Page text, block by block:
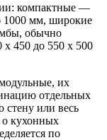
компактные —
1000 мм, широкие
обычно
х 450 до 550 х 500
их
отдельных
стену или весь
о кухонных
по